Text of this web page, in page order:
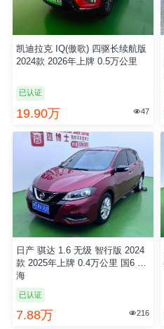
凯迪拉克 IQ(傲歌) 四驱长续航版
2024款 2026年上牌 0.5万公里
已认证
19.90万 47
日产 骐达 1.6 无级 智行版 2024
款 2025年上牌 0.4万公里 国6 上
海
已认证
7.88万 216